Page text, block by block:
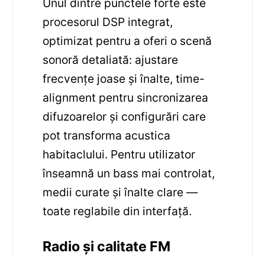
Unul dintre punctele forte este
procesorul DSP integrat,
optimizat pentru a oferi o scenă
sonoră detaliată: ajustare
frecvențe joase și înalte, time-
alignment pentru sincronizarea
difuzoarelor și configurări care
pot transforma acustica
habitaclului. Pentru utilizator
înseamnă un bass mai controlat,
medii curate și înalte clare —
toate reglabile din interfață.
Radio și calitate FM